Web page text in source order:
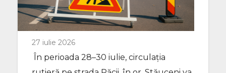
27 iulie 2026
În perioada 28–30 iulie, circulația